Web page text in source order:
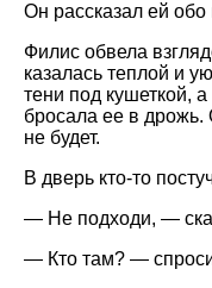
Он рассказал ей обо
Филис обвела
казалась теплой и
тени под кушеткой,
бросала ее в
не будет.
В дверь кто-то
— Не подходи, —
— Кто там? —